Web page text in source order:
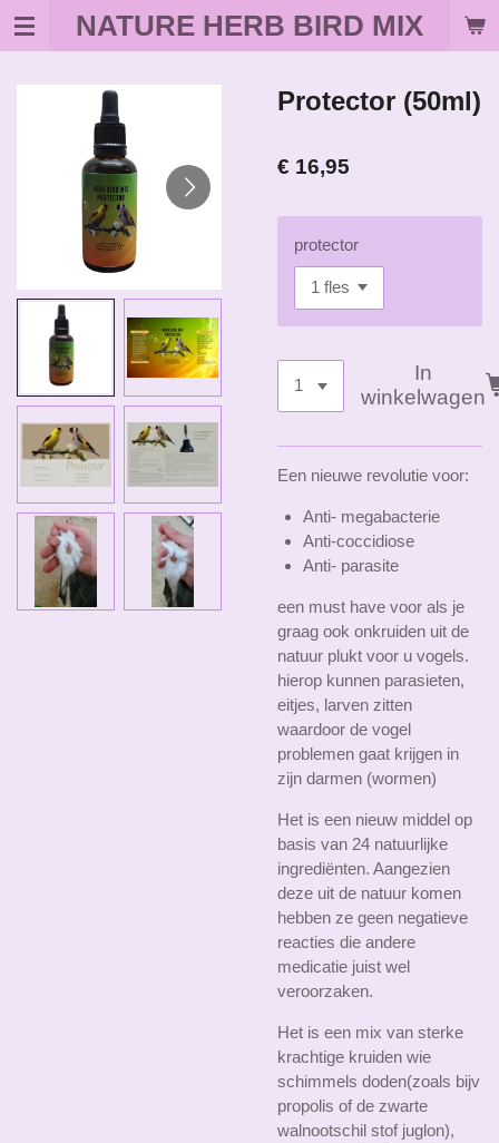
Ga
hoofdinhoud
NATURE HERB BIRD MIX
Protector (50ml)
€ 16,95
protector
In
winkelwagen
Een nieuwe revolutie voor:
Anti- megabacterie
Anti-coccidiose
Anti- parasite
een must have voor als je
graag ook onkruiden uit de
natuur plukt voor u vogels.
hierop kunnen parasieten,
eitjes, larven zitten
waardoor de vogel
problemen gaat krijgen in
zijn darmen (wormen)
Het is een nieuw middel op
basis van 24 natuurlijke
ingrediënten. Aangezien
deze uit de natuur komen
hebben ze geen negatieve
reacties die andere
medicatie juist wel
veroorzaken.
Het is een mix van sterke
krachtige kruiden wie
schimmels doden(zoals bijv
propolis of de zwarte
walnootschil stof juglon),